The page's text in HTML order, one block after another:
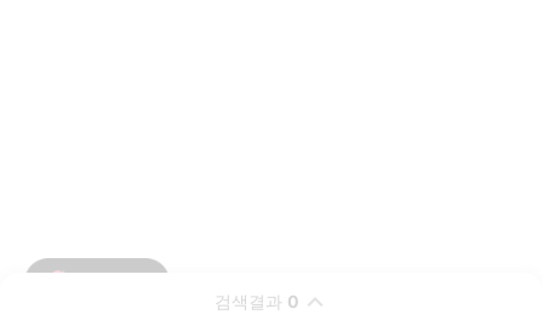
검색결과 0